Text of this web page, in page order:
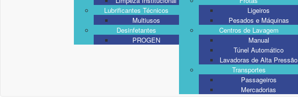
Lubrificantes Técnicos
Multiusos
Desinfetantes
PROGEN
Ligeiros
Pesados e Máquinas
Centros de Lavagem
Manual
Túnel Automático
Lavadoras de Alta Pressão
Transportes
Passageiros
Mercadorias